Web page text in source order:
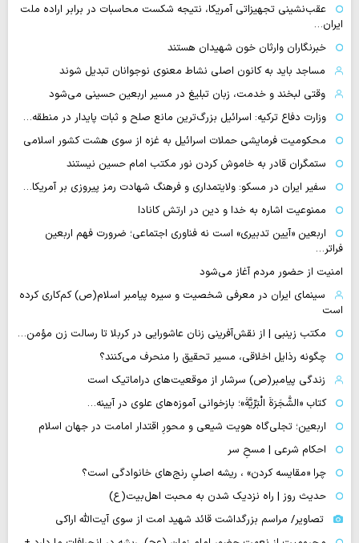
عقب‌نشینی تجهیزاتی آمریکا، نتیجه شکست محاسبات در برابر اراده ملت
ایران…
خبرنگاران وارثان خون شهیدان هستند
مساجد باید به کانون اصلی نشاط معنوی نوجوانان تبدیل شوند
وقتی لبخند و خدمت، زبان تبلیغ در مسیر اربعین حسینی می‌شود
وزارت دفاع ترکیه: اسرائیل بزرگ‌ترین مانع صلح و ثبات پایدار در منطقه…
محکومیت فرمایشی حملات اسرائیل به غزه از سوی هشت کشور اسلامی
ستمگران قادر به خاموش کردن نور مکتب امام حسین نیستند
سفیر ایران در مسکو: ولایتمداری و فرهنگ شهادت رمز پیروزی بر آمریکا…
ممنوعیت اشاره به خدا و دین در ارتش کانادا
اربعین «آیین تدبیری» است نه فناوری اجتماعی؛ ضرورت فهم اربعین
فراتر…
امنیت از حضور مردم آغاز می‌شود
سینمای ایران در معرفی شخصیت و سیره پیامبر اسلام(ص) کم‌کاری کرده
است
مکتب زینبی | از نقش‌آفرینی زنان عاشورایی در کربلا تا رسالت زن مؤمن…
چگونه رذایل اخلاقی، مسیر تحقیق را منحرف می‌کنند؟
زندگی پیامبر(ص) سرشار از موقعیت‌های دراماتیک است
کتاب «الشَّجَرَةَ الْبَرِّیَّةَ»؛ بازخوانی آموزه‌های علوی در آیینه…
اربعین؛ تجلی‌گاه هویت شیعی و محورِ اقتدار امامت در جهان اسلام
احکام شرعی | مسحِ سر
چرا «مقایسه کردن» ، ریشه اصلیِ رنج‌های خانوادگی است؟
حدیث روز | راه نزدیک شدن به محبت اهل‌بیت(ع)
تصاویر/ مراسم بزرگداشت قائد شهید امت از سوی آیت‌الله اراکی